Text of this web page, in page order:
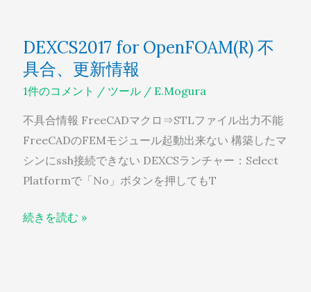
DEXCS2017 for OpenFOAM(R) 不
具合、更新情報
1件のコメント / ツール/ E.Mogura
不具合情報 FreeCADマクロ⇒STLファイル出力不能
FreeCADのFEMモジュール起動出来ない 構築したマ
シンにssh接続できない DEXCSランチャー：Select
Platformで「No」ボタンを押してもT
for
OpenFOAM(R)
不
合、
新
報
続きを読む »